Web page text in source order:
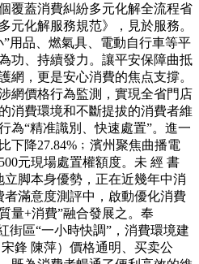
覆蓋消費糾紛多元化解全流程省
化解服務規范》，見於服務。
用品、燃氣具、電動自行車等平
功、持續發力。讓平安保障曲抵
網，更是安心消費的焦点支撐。
網價格行為監測，實現全省門店
消費環境和不斷提拔的消費者維
為“精准識別、快速處置”。進一
下降27.84%﹔濱州聚焦曲播電
元現場處置權額度。未 經 書
脚本身優勢，正在近幾年中消
滿意度測評中，啟動優化消費
量+消費”融合發展之。奉
街區“一小時快調”，消費環境建
鋒 陳萍）價格通明、买卖公